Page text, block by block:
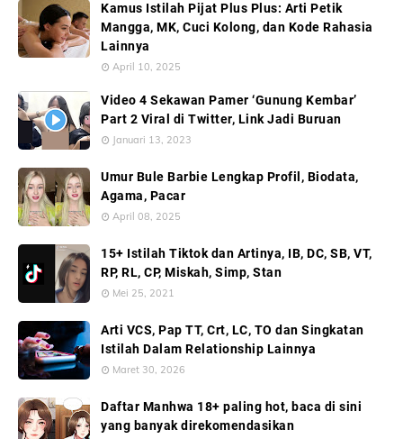
Kamus Istilah Pijat Plus Plus: Arti Petik
Mangga, MK, Cuci Kolong, dan Kode Rahasia
Lainnya
April 10, 2025
Video 4 Sekawan Pamer ‘Gunung Kembar’
Part 2 Viral di Twitter, Link Jadi Buruan
Januari 13, 2023
Umur Bule Barbie Lengkap Profil, Biodata,
Agama, Pacar
April 08, 2025
15+ Istilah Tiktok dan Artinya, IB, DC, SB, VT,
RP, RL, CP, Miskah, Simp, Stan
Mei 25, 2021
Arti VCS, Pap TT, Crt, LC, TO dan Singkatan
Istilah Dalam Relationship Lainnya
Maret 30, 2026
Daftar Manhwa 18+ paling hot, baca di sini
yang banyak direkomendasikan